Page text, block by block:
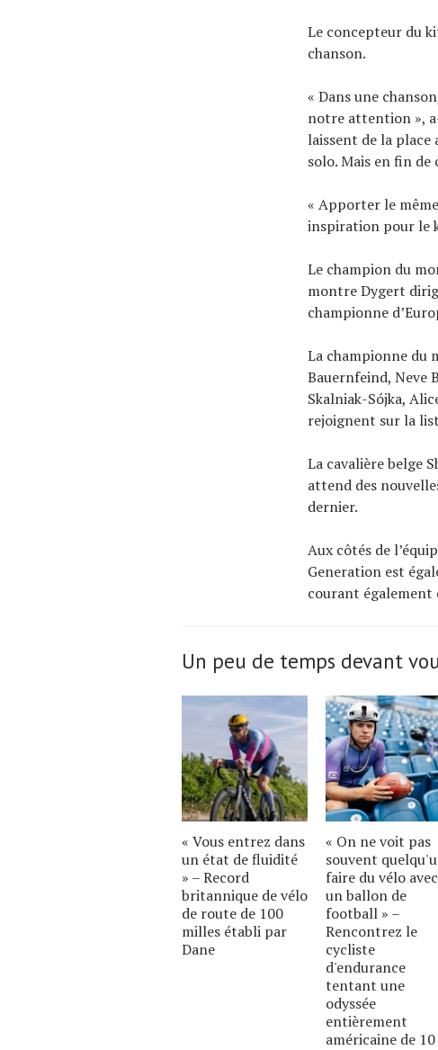
Le concepteur du
chanson.
« Dans une
notre attention »,
laissent de la place
solo. Mais en fin
« Apporter le
inspiration pour le
Le champion du
montre Dygert
championne
La championne du
Bauernfeind, Neve
Skalniak-Sójka,
rejoignent sur la
La cavalière belge
attend des
dernier.
Aux côtés de
Generation est
courant également
Un peu de temps devant
« Vous entrez dans
un état de fluidité
» – Record
britannique de vélo
de route de 100
milles établi par
Dane
« On ne voit pas
souvent
faire du vélo avec
un ballon de
football » –
Rencontrez le
cycliste
d'endurance
tentant une
odyssée
entièrement
américaine de 10